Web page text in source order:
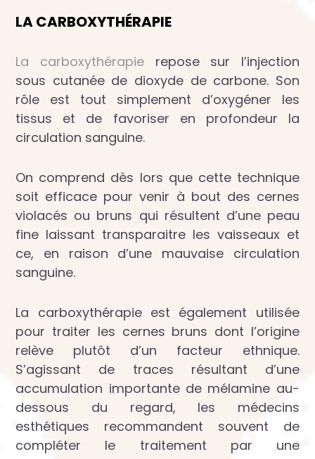
LA CARBOXYTHÉRAPIE
La carboxythérapierepose sur l’injection
sous cutanée de dioxyde de carbone. Son
rôle est tout simplement d’oxygéner les
tissus et de favoriser en profondeur la
circulation sanguine.
On comprend dès lors que cette technique
soit efficace pour venir à bout des cernes
violacés ou bruns qui résultent d’une peau
fine laissant transparaitre les vaisseaux et
ce, en raison d’une mauvaise circulation
sanguine.
La carboxythérapie est également utilisée
pour traiter les cernes bruns dont l’origine
relève plutôt d’un facteur ethnique.
S’agissant de traces résultant d’une
accumulation importante de mélamine au-
dessous du regard, les médecins
esthétiques recommandent souvent de
compléter le traitement par une